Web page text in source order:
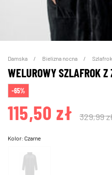
Damska Bielizna nocna
WELUROWY SZLAFROK
-65%
115,50 zł 329,99
Kolor:Czarne